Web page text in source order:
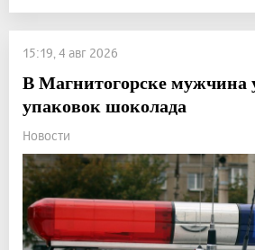
15:19, 4 авг 2026
В Магнитогорске мужчина
упаковок шоколада
Новости